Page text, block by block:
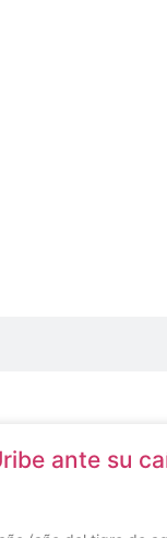
ante su